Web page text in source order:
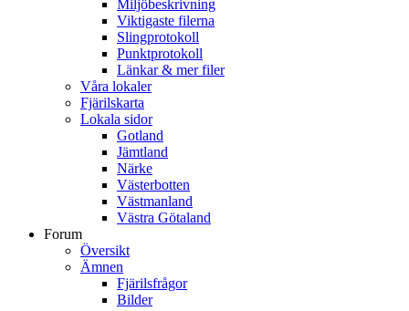
Miljöbeskrivning
Viktigaste filerna
Slingprotokoll
Punktprotokoll
Länkar & mer filer
Våra lokaler
Fjärilskarta
Lokala sidor
Gotland
Jämtland
Närke
Västerbotten
Västmanland
Västra Götaland
Forum
Översikt
Ämnen
Fjärilsfrågor
Bilder